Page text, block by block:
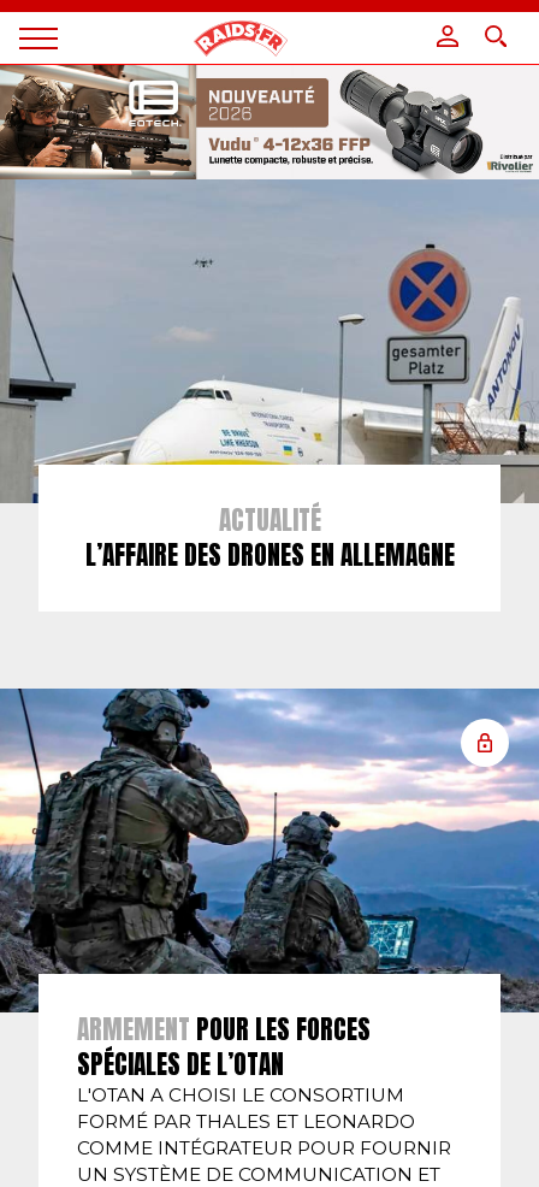
Magazine
Raids
ACTUALITÉ
L’AFFAIRE DES DRONES EN ALLEMAGNE
ARMEMENT POUR LES FORCES
SPÉCIALES DE L’OTAN
L'OTAN A CHOISI LE CONSORTIUM
FORMÉ PAR THALES ET LEONARDO
COMME INTÉGRATEUR POUR FOURNIR
UN SYSTÈME DE COMMUNICATION ET
Panneau de gestion des cookies